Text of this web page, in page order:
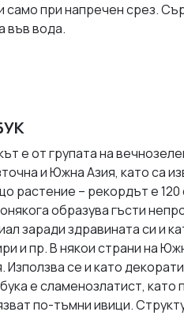
само при напречен срез.
във вода.
е от групата на
и Южна Азия, като са
растение – рекордът е
образува гъсти
заради здравината си и
и пр. В някои страни на
Използва се и като
е сламенoзлатист,
по-тъмни ивици.